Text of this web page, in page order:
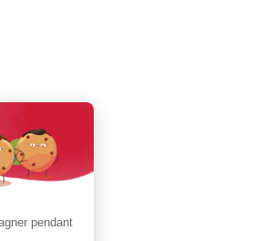
+33(0)4 50 08 31